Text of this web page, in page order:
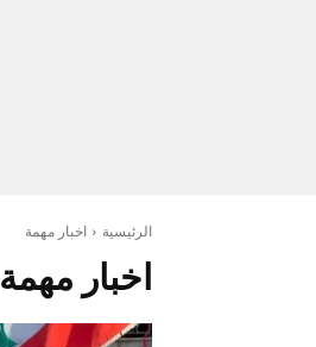
الرئيسية اخبار مهمة
اخبار مهمة